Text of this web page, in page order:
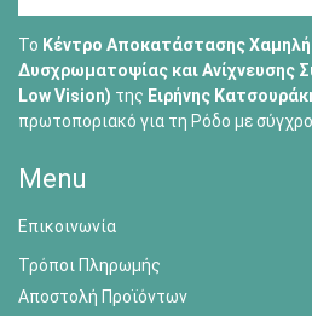
Το Κέντρο Αποκατάστασης
Δυσχρωματοψίας και Ανίχνευσης
Low Vision) της Ειρήνης
πρωτοποριακό για τη Ρόδο με
Menu
Επικοινωνία
Τρόποι Πληρωμής
Αποστολή Προϊόντων